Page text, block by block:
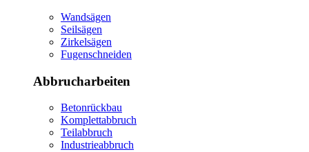
Wandsägen
Seilsägen
Zirkelsägen
Fugenschneiden
Abbrucharbeiten
Betonrückbau
Komplettabbruch
Teilabbruch
Industrieabbruch